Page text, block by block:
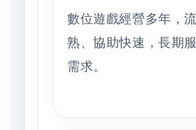
數位遊戲經營多年，
熟、協助快速，長期
需求。